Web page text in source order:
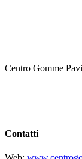
Centro Gomme
Contatti